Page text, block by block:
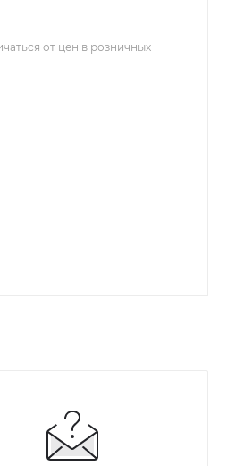
от цен в розничных